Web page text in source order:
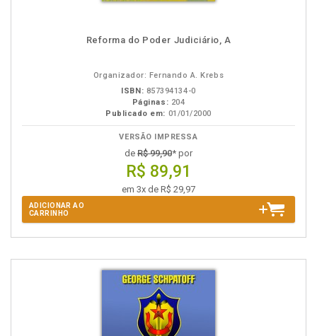
Reforma do Poder Judiciário, A
Organizador: Fernando A. Krebs
ISBN: 857394134-0
Páginas: 204
Publicado em: 01/01/2000
VERSÃO IMPRESSA
de R$ 99,90* por
R$ 89,91
em 3x de R$ 29,97
ADICIONAR AO
CARRINHO